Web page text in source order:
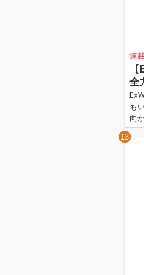
連
全
も
向
年8
女
13